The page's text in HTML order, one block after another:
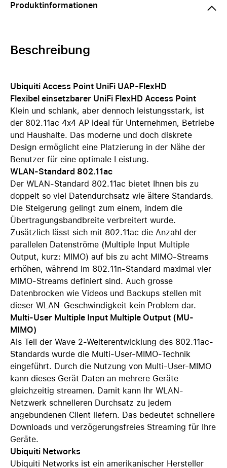
Produktinformationen
Beschreibung
Ubiquiti Access Point UniFi UAP-FlexHD
Flexibel einsetzbarer UniFi FlexHD Access Point
Klein und schlank, aber dennoch leistungsstark, ist
der 802.11ac 4x4 AP ideal für Unternehmen, Betriebe
und Haushalte. Das moderne und doch diskrete
Design ermöglicht eine Platzierung in der Nähe der
Benutzer für eine optimale Leistung.
WLAN-Standard 802.11ac
Der WLAN-Standard 802.11ac bietet Ihnen bis zu
doppelt so viel Datendurchsatz wie ältere Standards.
Die Steigerung gelingt zum einem, indem die
Übertragungsbandbreite verbreitert wurde.
Zusätzlich lässt sich mit 802.11ac die Anzahl der
parallelen Datenströme (Multiple Input Multiple
Output, kurz: MIMO) auf bis zu acht MIMO-Streams
erhöhen, während im 802.11n-Standard maximal vier
MIMO-Streams definiert sind. Auch grosse
Datenbrocken wie Videos und Backups stellen mit
dieser WLAN-Geschwindigkeit kein Problem dar.
Multi-User Multiple Input Multiple Output (MU-
MIMO)
Als Teil der Wave 2-Weiterentwicklung des 802.11ac-
Standards wurde die Multi-User-MIMO-Technik
eingeführt. Durch die Nutzung von Multi-User-MIMO
kann dieses Gerät Daten an mehrere Geräte
gleichzeitig streamen. Damit kann Ihr WLAN-
Netzwerk schnelleren Durchsatz zu jedem
angebundenen Client liefern. Das bedeutet schnellere
Downloads und verzögerungsfreies Streaming für Ihre
Geräte.
Ubiquiti Networks
Ubiquiti Networks ist ein amerikanischer Hersteller